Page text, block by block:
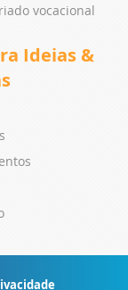
vocacional
Ideias &